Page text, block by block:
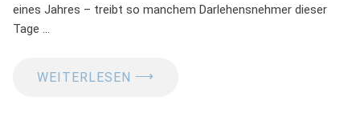
eines Jahres – treibt so manchem Darlehensnehmer dieser
Tage …
WEITERLESEN ⟶